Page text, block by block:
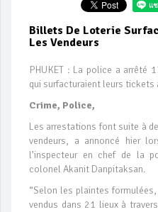
Billets De Loterie
Les Vendeurs
PHUKET : La police a arrêté
qui surfacturaient leurs tickets
Crime, Police,
Les arrestations font suite à
vendeurs, a annoncé hier
l’inspecteur en chef de la
colonel Akanit Danpitaksan.
“Selon les plaintes
vendus dans 21 lieux à